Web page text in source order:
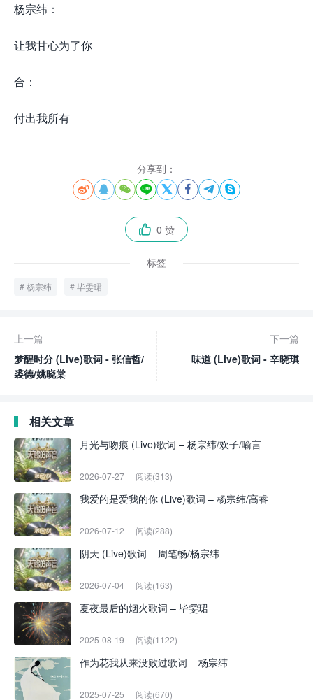
杨宗纬：
让我甘心为了你
合：
付出我所有
分享到：
       
 0 赞
标签
杨宗纬 毕雯珺
上一篇
梦醒时分 (Live)歌词 - 张信哲/
裘德/姚晓棠
下一篇
味道 (Live)歌词 - 辛晓琪
相关文章
月光与吻痕 (Live)歌词 – 杨宗纬/欢子/喻言
2026-07-27 阅读(313)
我爱的是爱我的你 (Live)歌词 – 杨宗纬/高睿
2026-07-12 阅读(288)
阴天 (Live)歌词 – 周笔畅/杨宗纬
2026-07-04 阅读(163)
夏夜最后的烟火歌词 – 毕雯珺
2025-08-19 阅读(1122)
作为花我从来没败过歌词 – 杨宗纬
2025-07-25 阅读(670)